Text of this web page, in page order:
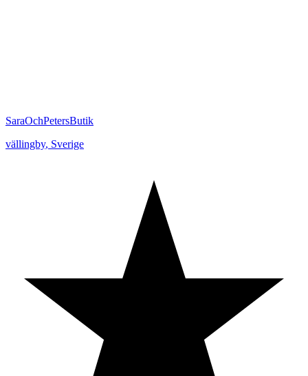
SaraOchPetersButik
vällingby, Sverige